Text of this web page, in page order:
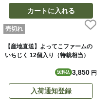
カートに入れる
売切れ
【産地直送】よってこファームの
いちじく 12個入り（特栽相当）
送料込 3,850 円
入荷通知登録